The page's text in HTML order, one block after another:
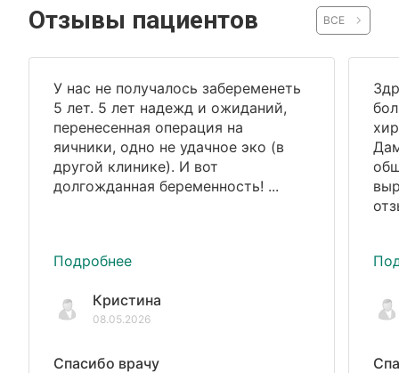
Отзывы пациентов ВСЕ
У нас не получалось забеременеть
5 лет. 5 лет надежд и ожиданий,
перенесенная операция на
яичники, одно не удачное эко (в
другой клинике). И вот
долгожданная беременность! ...
Подробнее
Кристина
08.05.2026
Спасибо врачу